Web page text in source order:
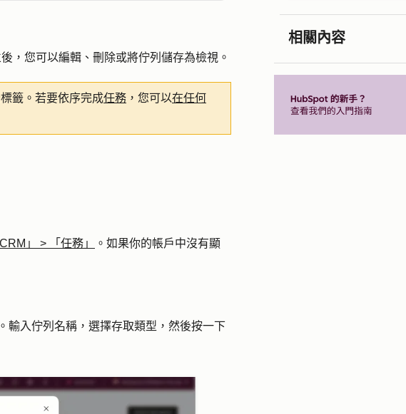
，您可以編輯、刪除或將佇列儲存為檢視。
籤。若要依序完成任務 ，您可以在任何
CRM」 > 「任務」
。如果你的帳戶中沒有顯
。輸入佇列 名稱 ，選擇存取類型 ，然後按一下
相關內容